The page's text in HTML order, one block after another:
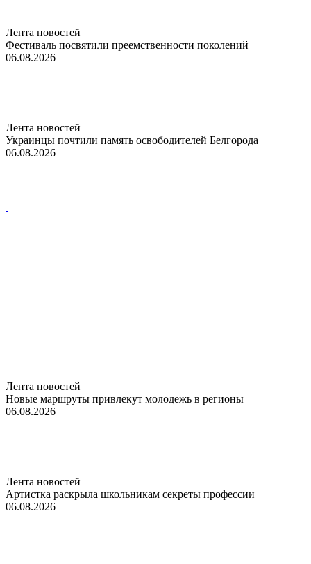
Лента новостей
Фестиваль посвятили преемственности поколений
06.08.2026
Лента новостей
Украинцы почтили память освободителей Белгорода
06.08.2026
Лента новостей
Новые маршруты привлекут молодежь в регионы
06.08.2026
Лента новостей
Артистка раскрыла школьникам секреты профессии
06.08.2026